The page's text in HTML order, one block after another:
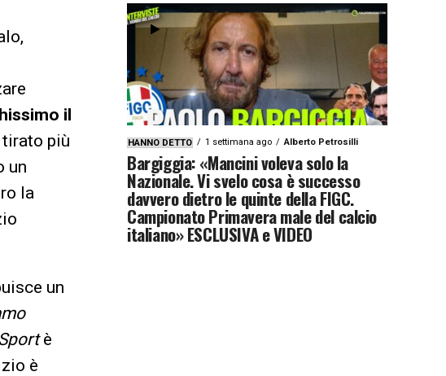
il
tirato più
un
la
un
è
è
HANNO DETTO 1 settimana ago Alberto Petrosilli
Bargiggia: «Mancini voleva solo la
Nazionale. Vi svelo cosa è successo
davvero dietro le quinte della FIGC.
Campionato Primavera male del calcio
italiano» ESCLUSIVA e VIDEO